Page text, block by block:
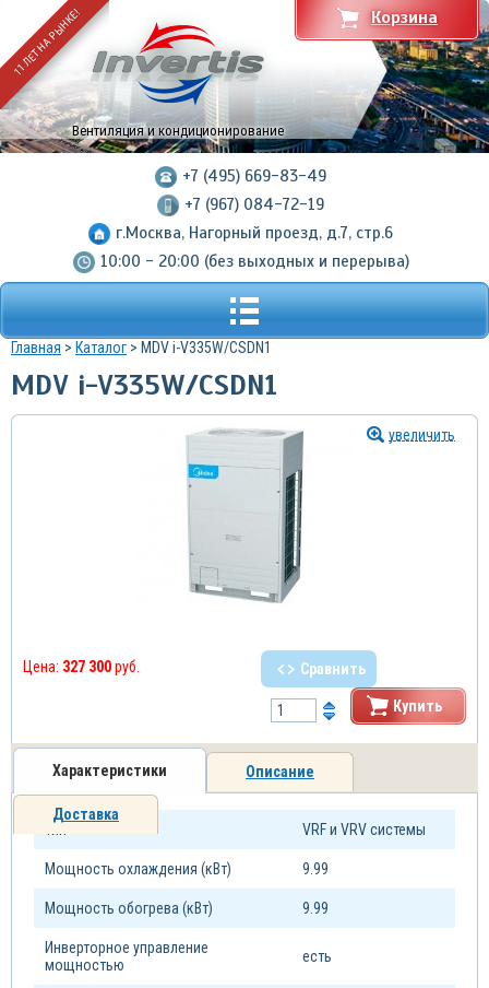
11 ЛЕТ НА РЫНКЕ!
Вентиляция и кондиционирование
+7 (495) 669-83-49
+7 (967) 084-72-19
г.Москва, Нагорный проезд, д.7, стр.6
10:00 - 20:00 (без выходных и перерыва)
Корзина
Главная > Каталог > MDV i-V335W/CSDN1
MDV i-V335W/CSDN1
увеличить
Цена: 327 300руб. Сравнить
Купить
Характеристики Описание
Доставка
VRF и VRV системы
Мощность охлаждения (кВт) 9.99
Мощность обогрева (кВт) 9.99
Инверторное управление
мощностью
есть